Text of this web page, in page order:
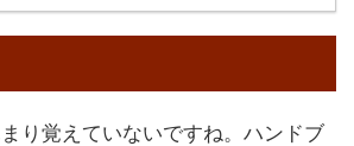
り覚えていないですね。ハンドブ